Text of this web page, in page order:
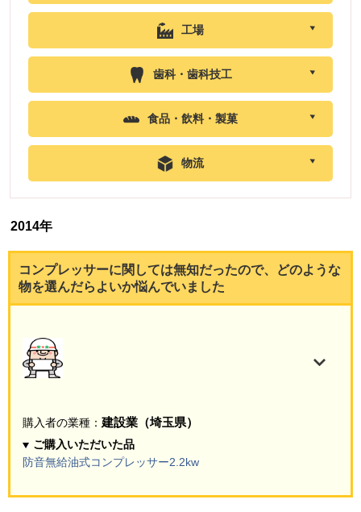
工場
歯科・歯科技工
食品・飲料・製菓
物流
2014年
コンプレッサーに関しては無知だったので、どのような
物を選んだらよいか悩んでいました
購入者の業種： 建設業（埼玉県）
ご購入いただいた品
防音無給油式コンプレッサー2.2kw